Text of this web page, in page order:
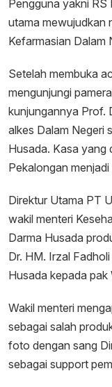
Pengguna yakni RS
utama mewujudkan
Kefarmasian Dalam
Setelah membuka
mengunjungi
kunjungannya Prof.
alkes Dalam Negeri
Husada. Kasa yang
Pekalongan
Direktur Utama PT
wakil menteri
Darma Husada
Dr. HM. Irzal
Husada kepada pak
Wakil menteri
sebagai salah
foto dengan sang
sebagai support